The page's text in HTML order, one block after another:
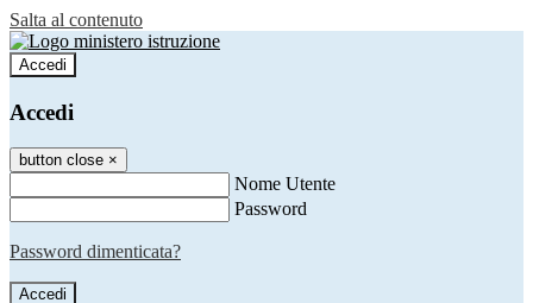
Salta al contenuto
Accedi
Accedi
button close ×
Nome Utente
Password
Password dimenticata?